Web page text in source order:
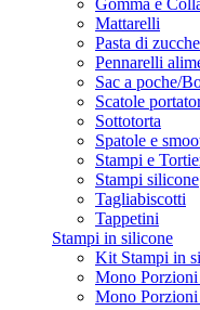
Gomma e
Mattarelli
Pasta di
Pennarelli
Sac a poche/
Scatole
Sottotorta
Spatole e
Stampi e
Stampi silicone
Tagliabiscotti
Tappetini
Stampi in silicone
Kit Stampi in
Mono Porzioni
Mono